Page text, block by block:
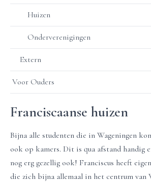
Huizen
Onderverenigingen
Extern
Voor Ouders
Franciscaanse huizen
Bijna alle studenten die in Wageningen
ook op kamers. Dit is qua afstand handig
nog erg gezellig ook! Franciscus heeft
die zich bijna allemaal in het centrum van